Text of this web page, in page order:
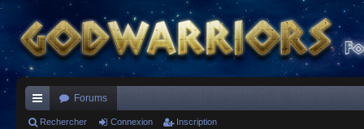
ac
Forums
Rechercher Connexion Inscription